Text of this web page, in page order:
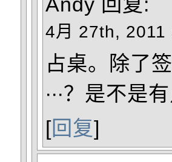
4月 27th, 2011
占桌。除了
∙∙∙？是不是
[回复]